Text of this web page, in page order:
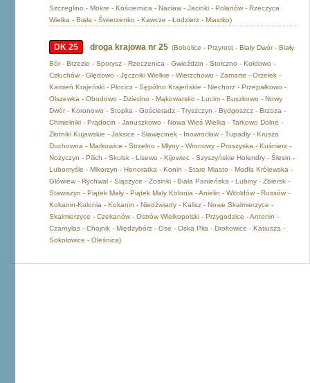
Szczeglino - Mokre - Kościernica - Nacław - Jacinki - Polanów - Rzeczyca
Wielka - Biała - Świerzenko - Kawcze - Łodzierz - Miastko)
DK 25 droga krajowa nr 25 (Bobolice - Przyrost - Biały Dwór - Biały
Bór - Brzezie - Sporysz - Rzeczenica - Gwieździn - Stołczno - Kołdowo -
Człuchów - Ględowo - Jęczniki Wielkie - Wierzchowo - Zamarte - Orzełek -
Kamień Krajeński - Płocicz - Sępólno Krajeńskie - Niechorz - Przepałkowo -
Olszewka - Obodowo - Dziedno - Mąkowarsko - Lucim - Buszkowo - Nowy
Dwór - Koronowo - Stopka - Gościeradz - Tryszczyn - Bydgoszcz - Brzoza -
Chmielniki - Prądocin - Januszkowo - Nowa Wieś Wielka - Tarkowo Dolne -
Złotniki Kujawskie - Jaksice - Sławęcinek - Inowrocław - Tupadły - Krusza
Duchowna - Markowice - Strzelno - Młyny - Wronowy - Proszyska - Kuśnierz -
Nożyczyn - Pilich - Skulsk - Lisewo - Kijowiec - Szyszyńskie Holendry - Ślesin -
Lubomyśle - Mikorzyn - Honoratka - Konin - Stare Miasto - Modła Królewska -
Główiew - Rychwał - Siąszyce - Zosinki - Biała Panieńska - Lubiny - Zbiersk -
Stawiszyn - Piątek Mały - Piątek Mały Kolonia - Anielin - Witoldów - Russów -
Kokanin-Kolonia - Kokanin - Niedźwiady - Kalisz - Nowe Skalmierzyce -
Skalmierzyce - Czekanów - Ostrów Wielkopolski - Przygodzice - Antonin -
Czarnylas - Chojnik - Międzybórz - Ose - Oska Piła - Drołtowice - Katiusza -
Sokołowice - Oleśnica)